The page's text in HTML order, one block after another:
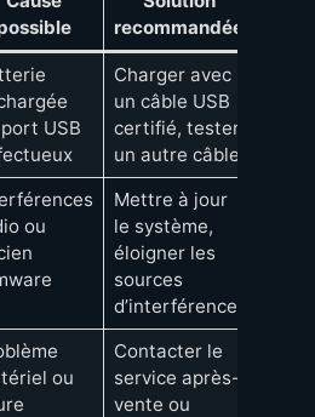
recommandée
USB
Charger avec
un câble USB
certifié, tester
un autre câble
ou
Mettre à jour
le système,
éloigner les
sources
d’interférence
ou
Contacter le
service après-
vente ou